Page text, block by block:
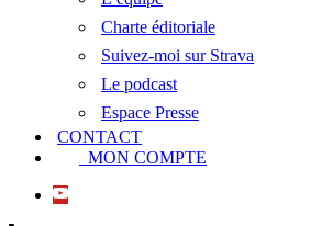
Charte éditoriale
Suivez-moi sur Strava
Le podcast
Espace Presse
CONTACT
MON COMPTE